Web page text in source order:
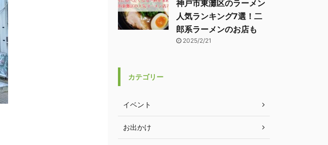
神戸市東灘区のラーメン
人気ランキング7選！二
郎系ラーメンのお店も
2025/2/21
カテゴリー
イベント
お出かけ